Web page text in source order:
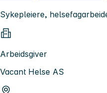
Sykepleiere,
Arbeidsgiver
Vacant Helse AS